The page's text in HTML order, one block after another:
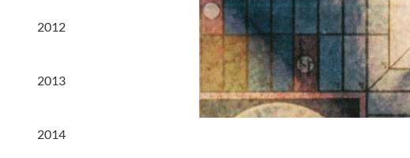
2012
2013
2014